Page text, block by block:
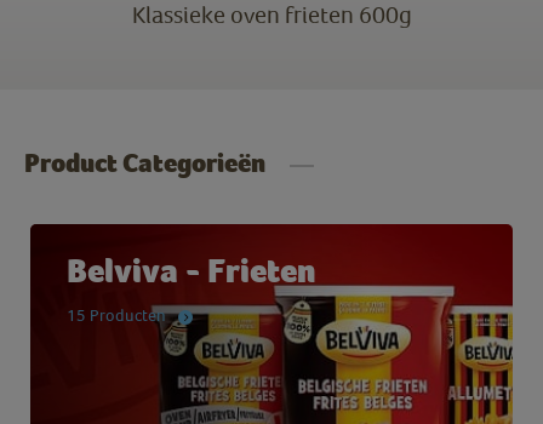
Klassieke oven frieten 600g
Product Categorieën
Belviva - Frieten
15 Producten